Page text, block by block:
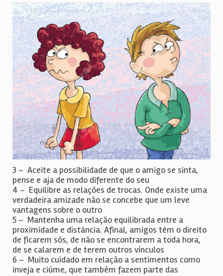
3 – Aceite a possibilidade de que o amigo se sinta,
pense e aja de modo diferente do seu
4 – Equilibre as relações de trocas. Onde existe uma
verdadeira amizade não se concebe que um leve
vantagens sobre o outro
5 – Mantenha uma relação equilibrada entre a
proximidade e distância. Afinal, amigos têm o direito
de ficarem sós, de não se encontrarem a toda hora,
de se calarem e de terem outros vínculos
6 – Muito cuidado em relação a sentimentos como
inveja e ciúme, que também fazem parte das